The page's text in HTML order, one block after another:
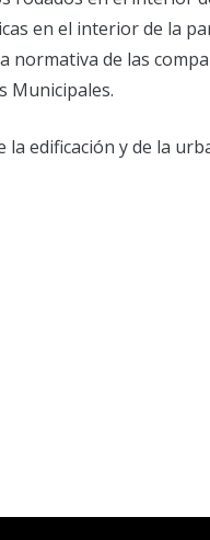
en el interior de la
normativa de las
Municipales.
edificación y de la